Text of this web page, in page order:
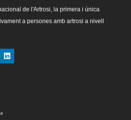
de l'Artrosi, la primera i única
a persones amb artrosi a nivell